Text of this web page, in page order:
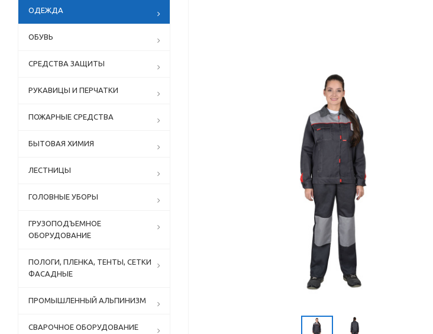
ОДЕЖДА
ОБУВЬ
СРЕДСТВА ЗАЩИТЫ
РУКАВИЦЫ И ПЕРЧАТКИ
ПОЖАРНЫЕ СРЕДСТВА
БЫТОВАЯ ХИМИЯ
ЛЕСТНИЦЫ
ГОЛОВНЫЕ УБОРЫ
ГРУЗОПОДЪЕМНОЕ
ОБОРУДОВАНИЕ
ПОЛОГИ, ПЛЕНКА, ТЕНТЫ, СЕТКИ
ФАСАДНЫЕ
ПРОМЫШЛЕННЫЙ АЛЬПИНИЗМ
СВАРОЧНОЕ ОБОРУДОВАНИЕ